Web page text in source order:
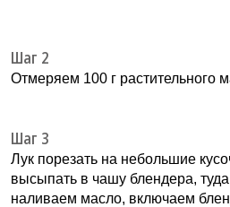
Шаг 2
Отмеряем 100 г растительного
Шаг 3
Лук порезать на небольшие
высыпать в чашу блендера,
наливаем масло, включаем